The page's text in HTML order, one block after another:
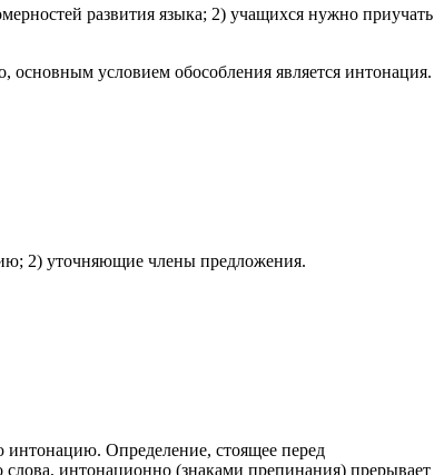
развития языка; 2) учащихся нужно приучать
условием обособления является интонация.
2) уточняющие члены предложения.
интонацию. Определение, стоящее перед
интонационно (знаками препинания) прерывает